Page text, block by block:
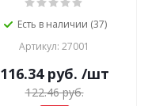
Есть в наличии (37)
Артикул: 27001
116.34руб. /шт
122.46руб.